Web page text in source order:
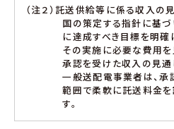
（注２）託送供給等に係る収入の
国の策定する指針に基づ
に達成すべき目標を明確
その実施に必要な費用を
承認を受けた収入の見通
一般送配電事業者は、
範囲で柔軟に託送料金を
す。